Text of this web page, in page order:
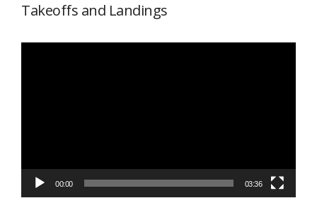
Takeoffs and Landings
00:00 03:36